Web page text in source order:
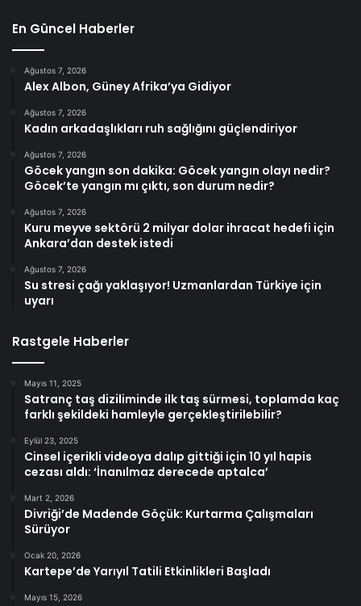
En Güncel Haberler
Ağustos 7, 2026
Alex Albon, Güney Afrika’ya Gidiyor
Ağustos 7, 2026
Kadın arkadaşlıkları ruh sağlığını güçlendiriyor
Ağustos 7, 2026
Göcek yangın son dakika: Göcek yangın olayı nedir?
Göcek’te yangın mı çıktı, son durum nedir?
Ağustos 7, 2026
Kuru meyve sektörü 2 milyar dolar ihracat hedefi için
Ankara’dan destek istedi
Ağustos 7, 2026
Su stresi çağı yaklaşıyor! Uzmanlardan Türkiye için
uyarı
Rastgele Haberler
Mayıs 11, 2025
Satranç taş diziliminde ilk taş sürmesi, toplamda kaç
farklı şekildeki hamleyle gerçekleştirilebilir?
Eylül 23, 2025
Cinsel içerikli videoya dalıp gittiği için 10 yıl hapis
cezası aldı: ‘İnanılmaz derecede aptalca’
Mart 2, 2026
Divriği’de Madende Göçük: Kurtarma Çalışmaları
Sürüyor
Ocak 20, 2026
Kartepe’de Yarıyıl Tatili Etkinlikleri Başladı
Mayıs 15, 2026